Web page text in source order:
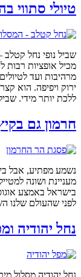
טיולי סתווי
שביל נופי נחל קטלב
מכיל אופציות רבות
מרהיבות ועד
ירוק ויפיפה. הוא
ללכת יותר מידי.
חרמון גם
נשמע מפתיע, אבל
מעניינת ושונה
בישראל
לפני שהעולם שלנו
נחל יהודיה
נחל יהודיה מסלול